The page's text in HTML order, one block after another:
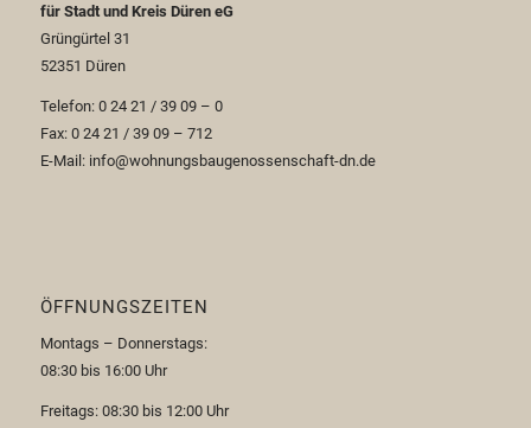
für Stadt und Kreis Düren eG
Grüngürtel 31
52351 Düren
Telefon: 0 24 21 / 39 09 – 0
Fax: 0 24 21 / 39 09 – 712
E-Mail: info@wohnungsbaugenossenschaft-dn.de
ÖFFNUNGSZEITEN
Montags – Donnerstags:
08:30 bis 16:00 Uhr
Freitags: 08:30 bis 12:00 Uhr